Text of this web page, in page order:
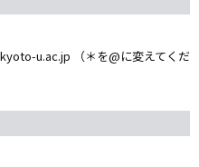
u.ac.jp （＊を@に変えてくだ